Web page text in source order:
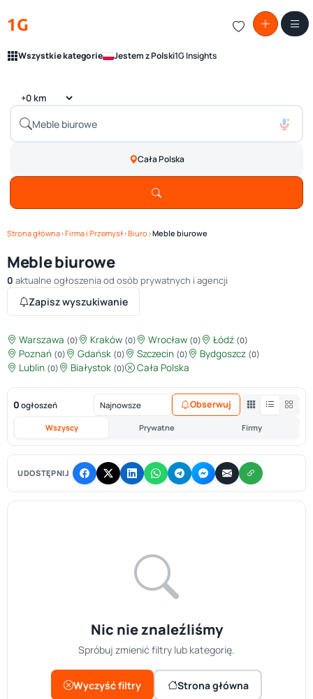
1G
Wszystkie kategorie Jestem z Polski1G Insights
Cała Polska
Strona główna›Firma i Przemysł›Biuro ›Meble biurowe
Meble biurowe
0 aktualne ogłoszenia od osób prywatnych i agencji
Zapisz wyszukiwanie
Warszawa (0) Kraków (0) Wrocław (0) Łódź (0)
Poznań (0) Gdańsk (0) Szczecin (0) Bydgoszcz (0)
Lublin (0) Białystok (0) Cała Polska
0 ogłoszeń
Wszyscy Prywatne Firmy
Obserwuj
UDOSTĘPNIJ
Nic nie znaleźliśmy
Spróbuj zmienić filtry lub kategorię.
Wyczyść filtry Strona główna